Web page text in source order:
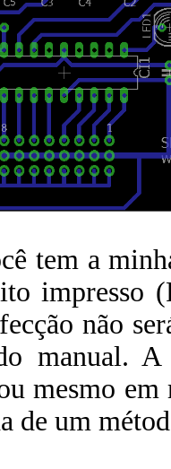
tem a
impresso
não
manual.
mesmo
de um